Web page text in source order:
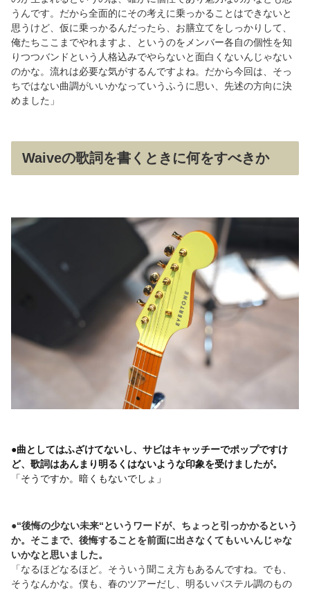
うんです。だから全面的にその考えに乗っかることはできないと
思うけど、仮に乗っかるんだったら、お膳立てをしっかりして、
俺たちここまでやれますよ、というのをメンバー各自の個性を知
りつつバンドという人格込みでやらないと面白くないんじゃない
のかな。流れは必要な気がするんですよね。だから今回は、そっ
ちではない曲調がいいかなっていうふうに思い、先述の方向に決
めました」
Waiveの歌詞を書くときに何をすべきか
●曲としてはふざけてないし、サビはキャッチーでポップですけ
ど、歌詞はあんまり明るくはないような印象を受けましたが。
「そうですか。暗くもないでしょ」
●“後悔の少ない未来“というワードが、ちょっと引っかかるという
か。そこまで、後悔することを前面に出さなくてもいいんじゃな
いかなと思いました。
「なるほどなるほど。そういう聞こえ方もあるんですね。でも、
そうなんかな。僕も、春のツアーだし、明るいパステル調のもの